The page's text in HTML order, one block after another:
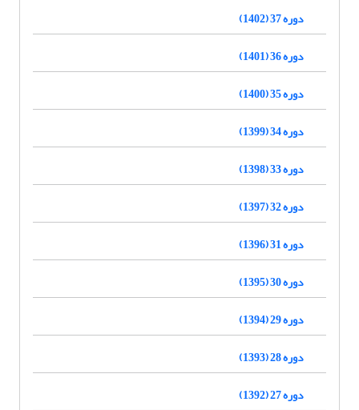
دوره 37 (1402)
دوره 36 (1401)
دوره 35 (1400)
دوره 34 (1399)
دوره 33 (1398)
دوره 32 (1397)
دوره 31 (1396)
دوره 30 (1395)
دوره 29 (1394)
دوره 28 (1393)
دوره 27 (1392)